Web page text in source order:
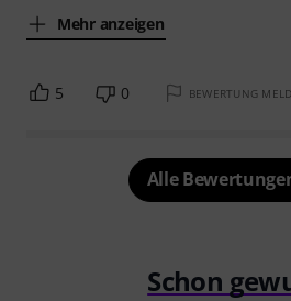
Mehr anzeigen
5 0 BEWERTUNG
Alle
Schon